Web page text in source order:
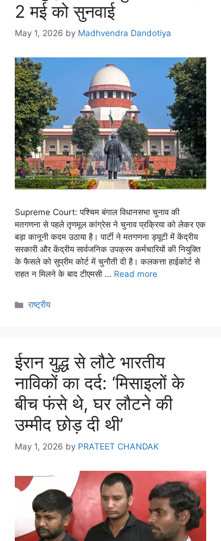
2 मई को सुनवाई
May 1, 2026 by Madhvendra Dandotiya
Supreme Court: पश्चिम बंगाल विधानसभा चुनाव की
मतगणना से पहले तृणमूल कांग्रेस ने चुनाव प्रक्रिया को लेकर एक
बड़ा कानूनी कदम उठाया है। पार्टी ने मतगणना ड्यूटी में केंद्रीय
सरकारी और केंद्रीय सार्वजनिक उपक्रम कर्मचारियों की नियुक्ति
के फैसले को सुप्रीम कोर्ट में चुनौती दी है। कलकत्ता हाईकोर्ट से
राहत न मिलने के बाद टीएमसी … Read more
राष्ट्रीय
ईरान युद्ध से लौटे भारतीय
नाविकों का दर्द: ‘मिसाइलों के
बीच फंसे थे, घर लौटने की
उम्मीद छोड़ दी थी’
May 1, 2026 by PRATEET CHANDAK